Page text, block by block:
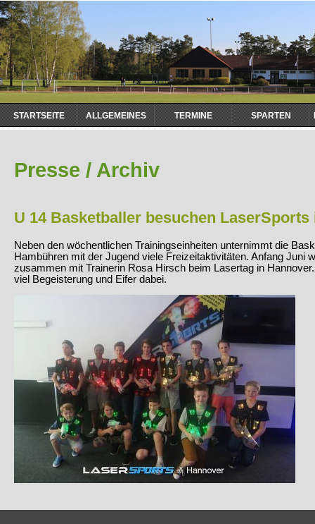
Navigation
überspringen
STARTSEITE ALLGEMEINES TERMINE SPARTEN
Presse / Archiv
U 14 Basketballer besuchen LaserSports
Neben den wöchentlichen Trainingseinheiten unternimmt die
Hambühren mit der Jugend viele Freizeitaktivitäten. Anfang Juni
zusammen mit Trainerin Rosa Hirsch beim Lasertag in
viel Begeisterung und Eifer dabei.